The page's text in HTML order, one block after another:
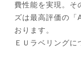
費性能を実現。そ
ズは最高評価の「
おります。
ＥＵラベリングに